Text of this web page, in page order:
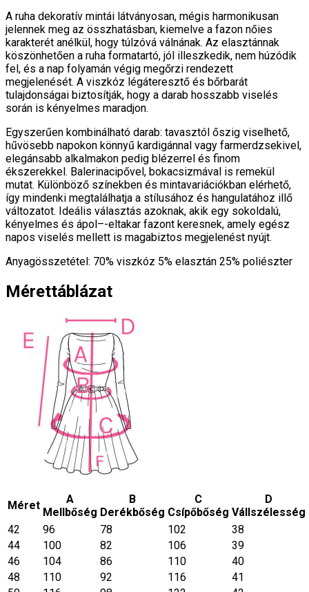
A ruha dekoratív mintái látványosan, mégis harmonikusan
jelennek meg az összhatásban, kiemelve a fazon nőies
karakterét anélkül, hogy túlzóvá válnának. Az elasztánnak
köszönhetően a ruha formatartó, jól illeszkedik, nem húzódik
fel, és a nap folyamán végig megőrzi rendezett
megjelenését. A viszkóz légáteresztő és bőrbarát
tulajdonságai biztosítják, hogy a darab hosszabb viselés
során is kényelmes maradjon.
Egyszerűen kombinálható darab: tavasztól őszig viselhető,
hűvösebb napokon könnyű kardigánnal vagy farmerdzsekivel,
elegánsabb alkalmakon pedig blézerrel és finom
ékszerekkel. Balerinacipővel, bokacsizmával is remekül
mutat. Különböző színekben és mintavariációkban elérhető,
így mindenki megtalálhatja a stílusához és hangulatához illő
változatot. Ideális választás azoknak, akik egy sokoldalú,
kényelmes és ápol–-eltakar fazont keresnek, amely egész
napos viselés mellett is magabiztos megjelenést nyújt.
Anyagösszetétel: 70% viszkóz 5% elasztán 25% poliészter
Mérettáblázat
Méret
A
Mellbőség
B
Derékbőség
C
Csípőbőség
D
Vállszélesség
42
96 78 102 38
44
100 82 106 39
46
104 86 110 40
48
110 92 116 41